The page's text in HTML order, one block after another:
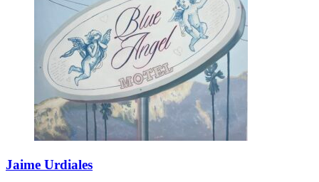
Jaime Urdiales